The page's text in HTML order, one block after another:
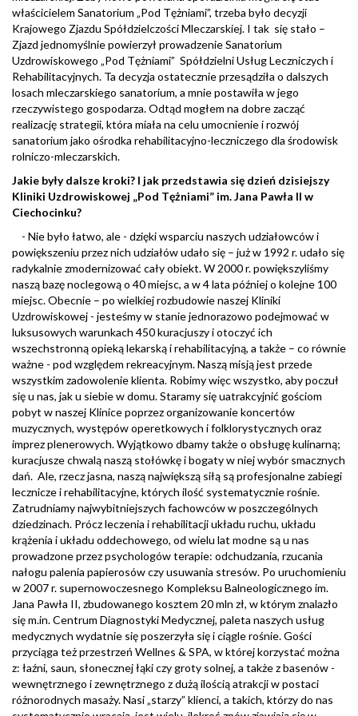
właścicielem Sanatorium „Pod Tężniami”, trzeba było decyzji
Krajowego Zjazdu Spółdzielczości Mleczarskiej. I tak się stało –
Zjazd jednomyślnie powierzył prowadzenie Sanatorium
Uzdrowiskowego „Pod Tężniami” Spółdzielni Usług Leczniczych i
Rehabilitacyjnych. Ta decyzja ostatecznie przesądziła o dalszych
losach mleczarskiego sanatorium, a mnie postawiła w jego
rzeczywistego gospodarza. Odtąd mogłem na dobre zacząć
realizację strategii, która miała na celu umocnienie i rozwój
sanatorium jako ośrodka rehabilitacyjno-leczniczego dla środowisk
rolniczo-mleczarskich.
Jakie były dalsze kroki? I jak przedstawia się dzień dzisiejszy
Kliniki Uzdrowiskowej „Pod Tężniami” im. Jana Pawła II w
Ciechocinku?
- Nie było łatwo, ale - dzięki wsparciu naszych udziałowców i
powiększeniu przez nich udziałów udało się – już w 1992 r. udało się
radykalnie zmodernizować cały obiekt. W 2000 r. powiększyliśmy
naszą bazę noclegową o 40 miejsc, a w 4 lata później o kolejne 100
miejsc. Obecnie – po wielkiej rozbudowie naszej Kliniki
Uzdrowiskowej - jesteśmy w stanie jednorazowo podejmować w
luksusowych warunkach 450 kuracjuszy i otoczyć ich
wszechstronną opieką lekarską i rehabilitacyjną, a także – co równie
ważne - pod względem rekreacyjnym. Naszą misją jest przede
wszystkim zadowolenie klienta. Robimy więc wszystko, aby poczuł
się u nas, jak u siebie w domu. Staramy się uatrakcyjnić gościom
pobyt w naszej Klinice poprzez organizowanie koncertów
muzycznych, występów operetkowych i folklorystycznych oraz
imprez plenerowych. Wyjątkowo dbamy także o obsługę kulinarną;
kuracjusze chwalą naszą stołówkę i bogaty w niej wybór smacznych
dań. Ale, rzecz jasna, naszą największą siłą są profesjonalne zabiegi
lecznicze i rehabilitacyjne, których ilość systematycznie rośnie.
Zatrudniamy najwybitniejszych fachowców w poszczególnych
dziedzinach. Prócz leczenia i rehabilitacji układu ruchu, układu
krążenia i układu oddechowego, od wielu lat modne są u nas
prowadzone przez psychologów terapie: odchudzania, rzucania
nałogu palenia papierosów czy usuwania stresów. Po uruchomieniu
w 2007 r. supernowoczesnego Kompleksu Balneologicznego im.
Jana Pawła II, zbudowanego kosztem 20 mln zł, w którym znalazło
się m.in. Centrum Diagnostyki Medycznej, paleta naszych usług
medycznych wydatnie się poszerzyła się i ciągle rośnie. Gości
przyciąga też przestrzeń Wellnes & SPA, w której korzystać można
z: łaźni, saun, słonecznej łąki czy groty solnej, a także z basenów -
wewnętrznego i zewnętrznego z dużą ilością atrakcji w postaci
różnorodnych masaży. Nasi „starzy” klienci, a takich, którzy do nas